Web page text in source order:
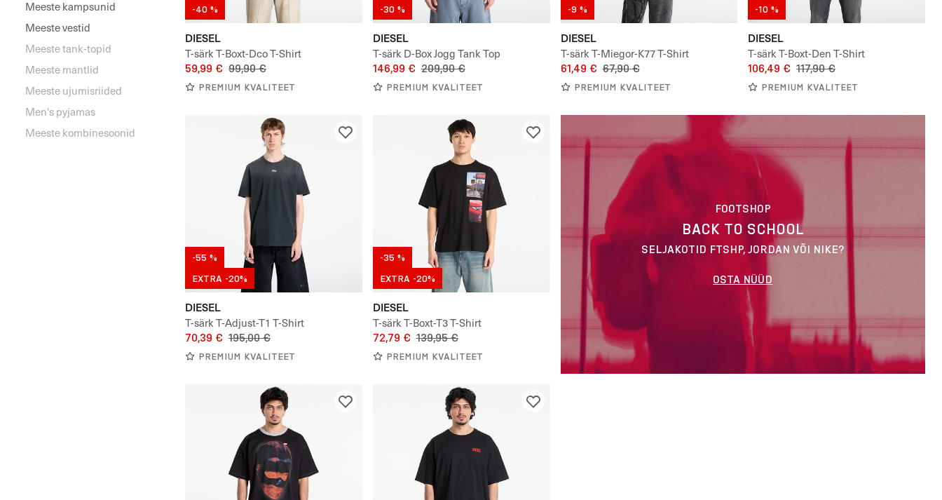
Meeste kampsunid
Meeste vestid
Meeste tank-topid
Meeste mantlid
Meeste ujumisriided
Men's pyjamas
Meeste kombinesoonid
-40 %
DIESEL
T-särk T-Boxt-Dco T-Shirt
59,99 € 99,90 €
PREMIUM KVALITEET
-30 %
DIESEL
T-särk D-Box Jogg Tank Top
146,99 € 209,90 €
PREMIUM KVALITEET
-9 %
DIESEL
T-särk T-Miegor-K77 T-Shirt
61,49 € 67,90 €
PREMIUM KVALITEET
-10 %
DIESEL
T-särk T-Boxt-Den T-Shirt
106,49 € 117,90 €
PREMIUM KVALITEET
-55 %
EXTRA -20%
DIESEL
T-särk T-Adjust-T1 T-Shirt
70,39 € 195,00 €
PREMIUM KVALITEET
-35 %
EXTRA -20%
DIESEL
T-särk T-Boxt-T3 T-Shirt
72,79 € 139,95 €
PREMIUM KVALITEET
FOOTSHOP
BACK TO SCHOOL
SELJAKOTID FTSHP, JORDAN VÕI NIKE?
OSTA NÜÜD